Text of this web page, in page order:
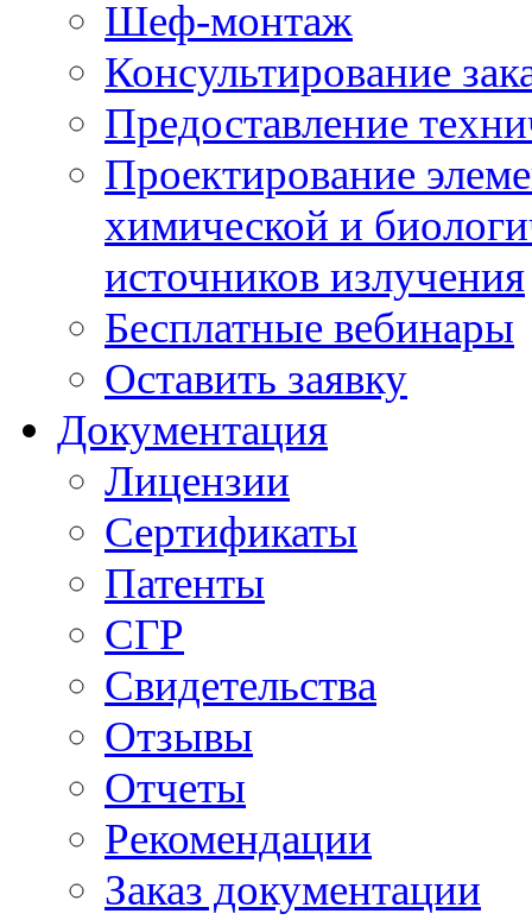
Шеф-монтаж
Консультирование
Предоставление
Проектирование
химической и
источников излучения
Бесплатные вебинары
Оставить заявку
Документация
Лицензии
Сертификаты
Патенты
СГР
Свидетельства
Отзывы
Отчеты
Рекомендации
Заказ документации